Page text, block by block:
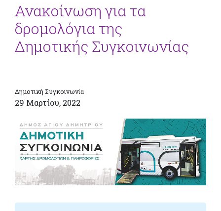
Ανακοίνωση για τα
δρομολόγια της
Δημοτικής Συγκοινωνίας
Δημοτική Συγκοινωνία
29 Μαρτίου, 2022